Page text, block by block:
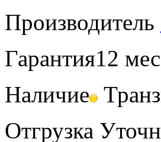
Производитель
Гарантия12
Наличие
Отгрузка